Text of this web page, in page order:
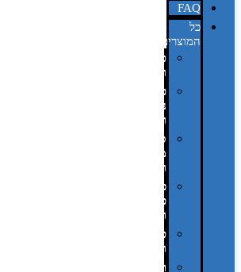
FAQ
כל
המוצרים
טכנולוגיה
וגאדג'טים
פנאי,
נופש
ונסיעות
סביבת
משרד
ופרימיום
כלים,
פנסים
ורכב
טקסטיל
וחורף
תיקים